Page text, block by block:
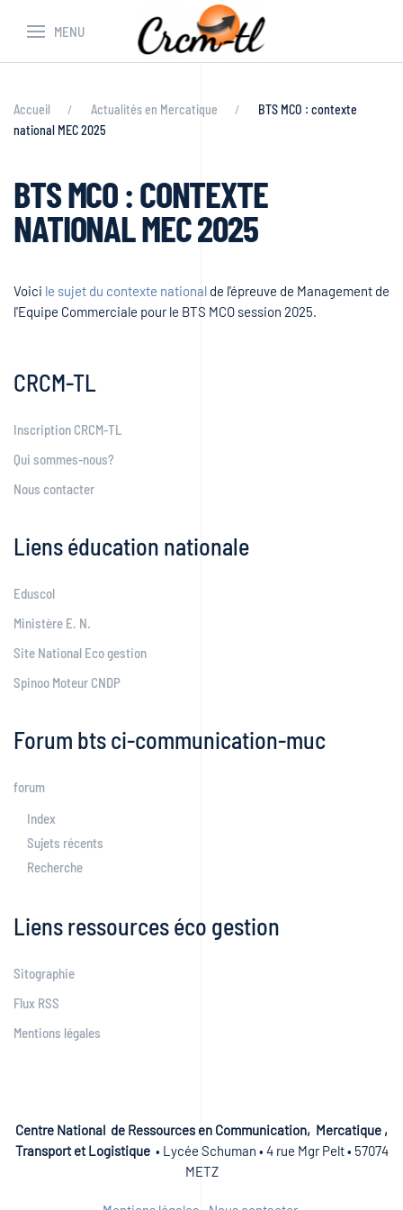
MENU
Accueil Actualités en Mercatique
BTS MCO : contexte
national MEC 2025
BTS MCO : CONTEXTE
NATIONAL MEC 2025
Voici le sujet du contexte national de l'épreuve de Management de
l'Equipe Commerciale pour le BTS MCO session 2025.
CRCM-TL
Inscription CRCM-TL
Qui sommes-nous?
Nous contacter
Liens éducation nationale
Eduscol
Ministère E. N.
Site National Eco gestion
Spinoo Moteur CNDP
Forum bts ci-communication-muc
forum
Index
Sujets récents
Recherche
Liens ressources éco gestion
Sitographie
Flux RSS
Mentions légales
Centre National de Ressources en Communication, Mercatique ,
Transport et Logistique • Lycée Schuman • 4 rue Mgr Pelt • 57074
METZ